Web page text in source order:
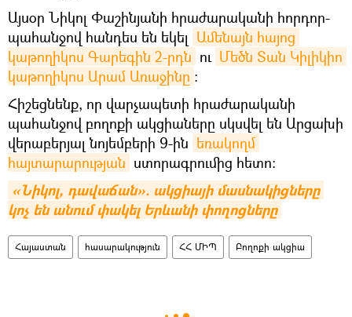
Այսօր Նիկոլ Փաշինյանի հրաժարականի հորդոր-
պահանջով հանդես են եկել Ամենայն հայոց
կաթողիկոս Գարեգին 2-րդն ու Մեծն Տան Կիլիկիո
կաթողիկոս Արամ Առաջինը ։
Հիշեցնենք, որ վարչապետի հրաժարականի
պահանջով բողոքի ակցիաները սկսվել են Արցախի
վերաբերյալ նոյեմբերի 9-ին եռակողմ
հայտարարության ստորագրումից հետո։
«Նիկոլ, դավաճան». ակցիայի մասնակիցները
կոչ են անում փակել Երևանի փողոցները
Հայաստան հասարակություն ՀՀ ՄԻՊ Բողոքի ակցիա